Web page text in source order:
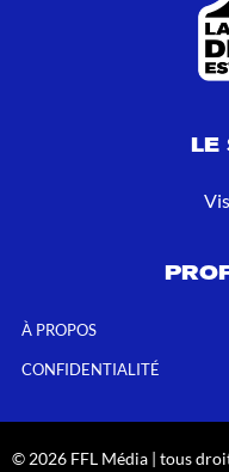
LE
À PROPOS
CONFIDENTIALITÉ
© 2026 FFL Média | tous